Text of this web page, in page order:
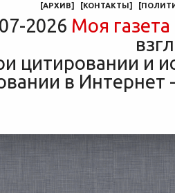
[АРХИВ] [КОНТАКТЫ] [
2026 Моя газета
цитировании и
в Интернет